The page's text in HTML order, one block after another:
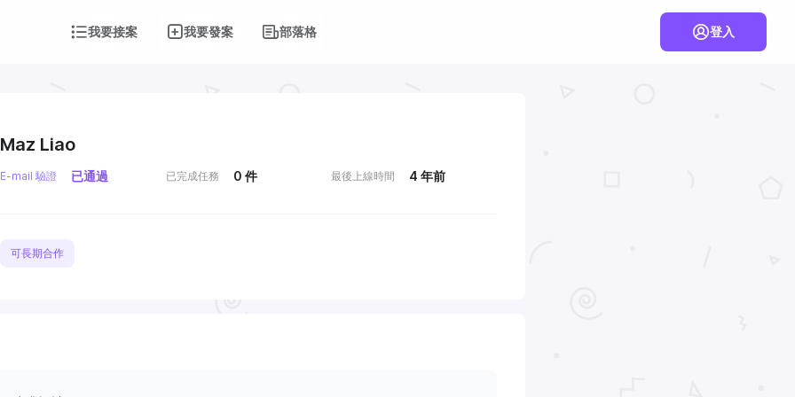
我要接案 我要發案 部落格 登入
Maz Liao
E-mail 驗證 已通過 已完成任務 0 件 最後上線時間 4 年前
可長期合作